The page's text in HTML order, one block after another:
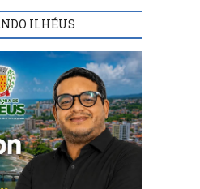
ILHÉUS